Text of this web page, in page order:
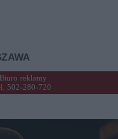
Biuro reklamy
502-280-720